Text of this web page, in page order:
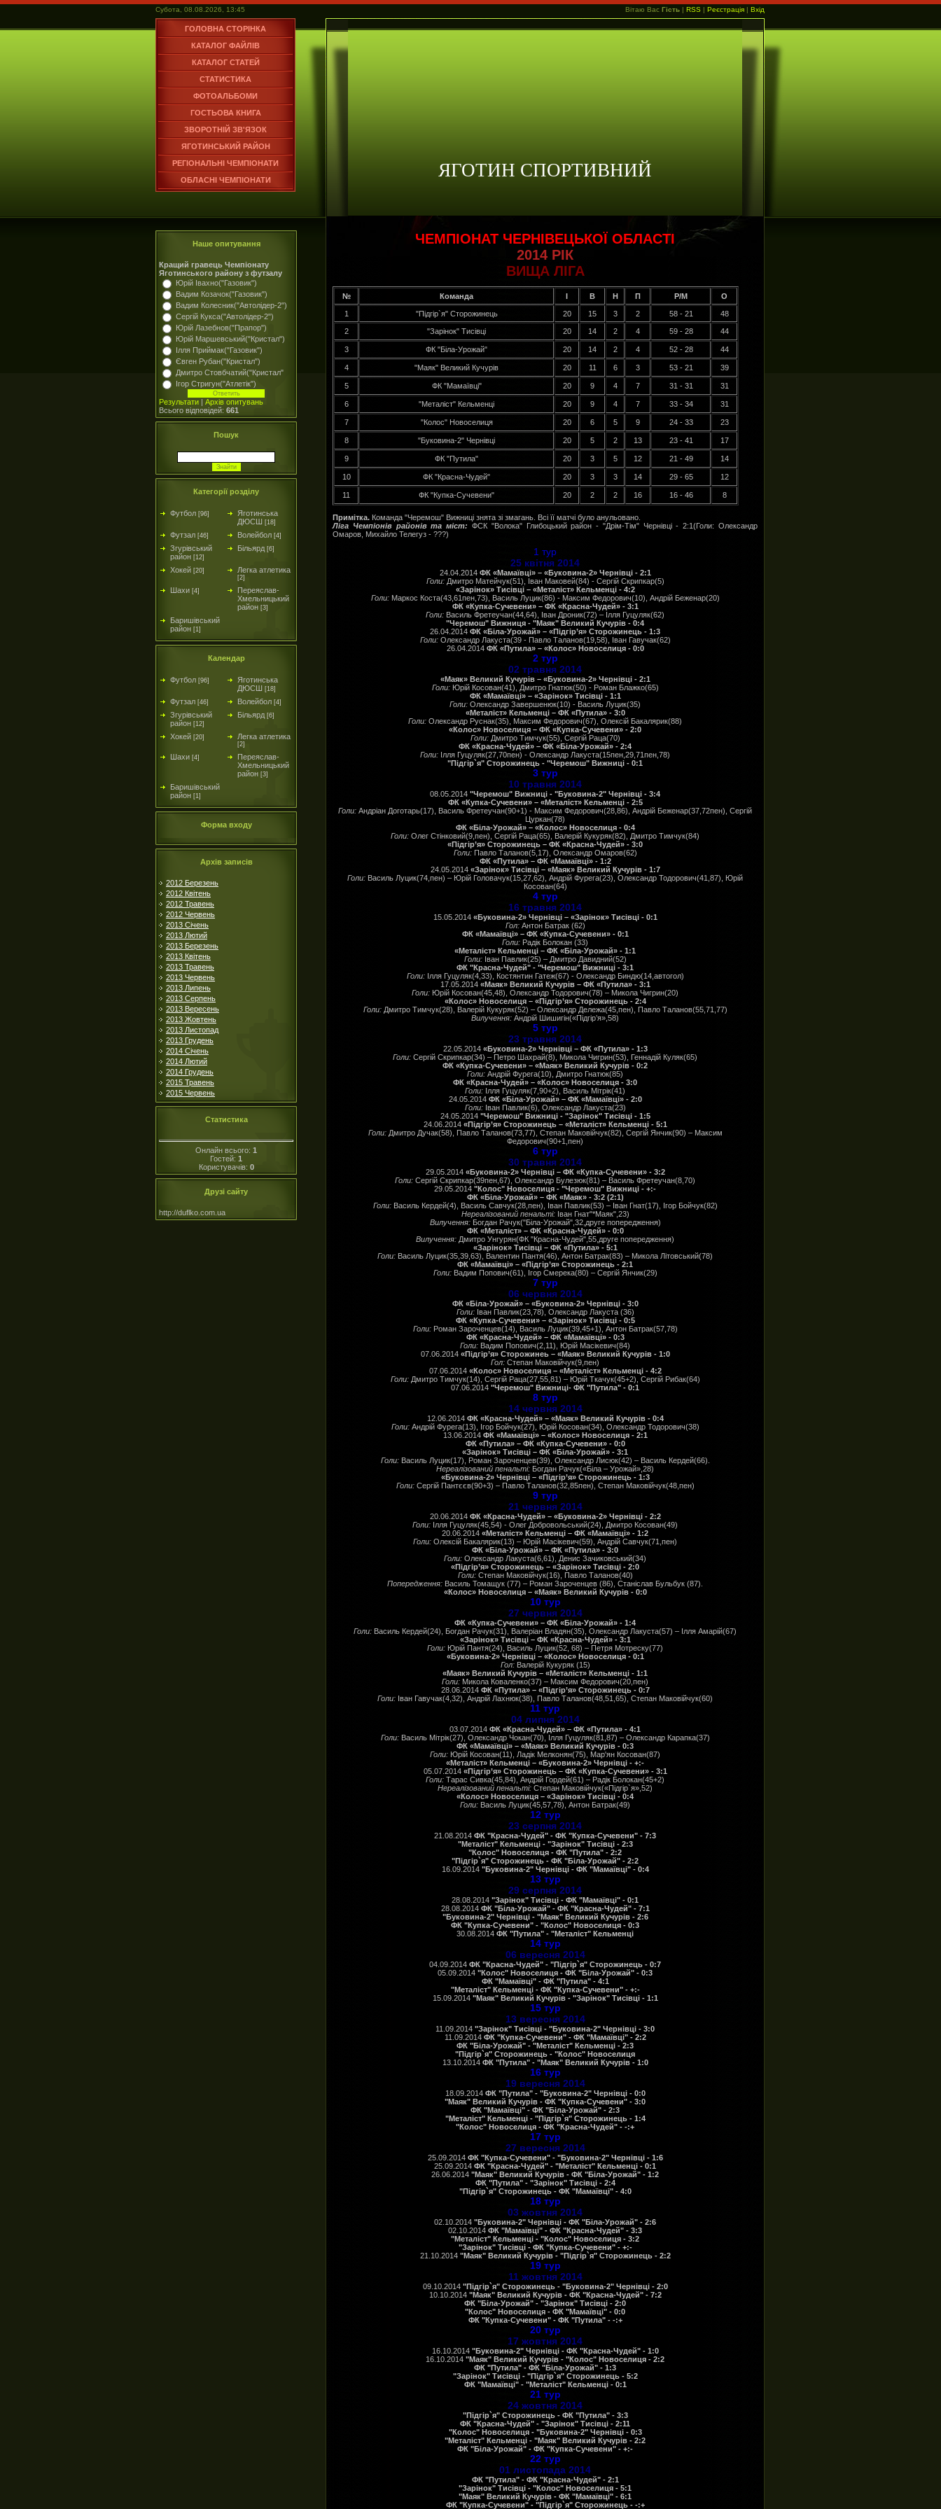
Субота, 08.08.2026, 13:45 Вітаю Вас Гість | RSS | Реєстрація | Вхід
ГОЛОВНА СТОРІНКА
КАТАЛОГ ФАЙЛІВ
КАТАЛОГ СТАТЕЙ
СТАТИСТИКА
ФОТОАЛЬБОМИ
ГОСТЬОВА КНИГА
ЗВОРОТНІЙ ЗВ'ЯЗОК
ЯГОТИНСЬКИЙ РАЙОН
РЕГІОНАЛЬНІ ЧЕМПІОНАТИ
ОБЛАСНІ ЧЕМПІОНАТИ
ЯГОТИН СПОРТИВНИЙ
Наше опитування
Кращий гравець Чемпіонату
Яготинського району з футзалу
Юрій Івахно("Газовик")
Вадим Козачок("Газовик")
Вадим Колесник("Автолідер-2")
Сергій Кукса("Автолідер-2")
Юрій Лазебнов("Прапор")
Юрій Маршевський("Кристал")
Ілля Приймак("Газовик")
Євген Рубан("Кристал")
Дмитро Стовбчатий("Кристал"
Ігор Стригун("Атлетік")
Результати | Архів опитувань
Всього відповідей: 661
Пошук
Категорії розділу
Футбол [96]
Яготинська
ДЮСШ [18]
Футзал [46] Волейбол [4]
Згурівський
район [12]
Більярд [6]
Хокей [20] Легка атлетика
[2]
Шахи [4]
Переяслав-
Хмельницький
район [3]
Баришівський
район [1]
Календар
Футбол [96]
Яготинська
ДЮСШ [18]
Футзал [46] Волейбол [4]
Згурівський
район [12]
Більярд [6]
Хокей [20] Легка атлетика
[2]
Шахи [4]
Переяслав-
Хмельницький
район [3]
Баришівський
район [1]
Форма входу
Архів записів
2012 Березень
2012 Квітень
2012 Травень
2012 Червень
2013 Січень
2013 Лютий
2013 Березень
2013 Квітень
2013 Травень
2013 Червень
2013 Липень
2013 Серпень
2013 Вересень
2013 Жовтень
2013 Листопад
2013 Грудень
2014 Січень
2014 Лютий
2014 Грудень
2015 Травень
2015 Червень
Статистика
Онлайн всього: 1
Гостей: 1
Користувачів: 0
Друзі сайту
http://duflko.com.ua
ЧЕМПІОНАТ ЧЕРНІВЕЦЬКОЇ ОБЛАСТІ
2014 РІК
ВИЩА ЛІГА
№ Команда В Н П Р/М О
1 "Підгір`я" Сторожинець 20 15 3 2 58 - 21 48
2 "Зарінок" Тисівці 20 14 2 4 59 - 28 44
3 ФК "Біла-Урожай" 20 14 2 4 52 - 28 44
4 "Маяк" Великий Кучурів 20 11 6 3 53 - 21 39
5 ФК "Мамаївці" 20 9 4 7 31 - 31 31
6 "Металіст" Кельменці 20 9 4 7 33 - 34 31
7 "Колос" Новоселиця 20 6 5 9 24 - 33 23
8 "Буковина-2" Чернівці 20 5 2 13 23 - 41 17
9 ФК "Путила" 20 3 5 12 21 - 49 14
10 ФК "Красна-Чудей" 20 3 3 14 29 - 65 12
11 ФК "Купка-Сучевени" 20 2 2 16 16 - 46 8
Примітка. Команда "Черемош" Вижниці знята зі змагань. Всі її матчі було анульовано.
Ліга Чемпіонів районів та міст: ФСК "Волока" Глибоцький район - "Дрім-Тім" Чернівці - 2:1(Голи: Олександр
Омаров, Михайло Телегуз - ???)
1 тур
25 квітня 2014
24.04.2014 ФК «Мамаївці» – «Буковина-2» Чернівці - 2:1
Голи:Дмитро Матейчук(51), Іван Маковей(84) - Сергій Скрипкар(5)
«Зарінок» Тисівці – «Металіст» Кельменці - 4:2
Голи: Маркос Коста(43,61пен,73), Василь Луцик(86) - Максим Федорович(10), Андрій Беженар(20)
ФК «Купка-Сучевени» – ФК «Красна-Чудей» - 3:1
Голи: Василь Фретеучан(44,64), Іван Дроник(72) – Ілля Гуцуляк(62)
"Черемош" Вижниця - "Маяк" Великий Кучурів - 0:4
26.04.2014 ФК «Біла-Урожай» – «Підгір’я» Сторожинець - 1:3
Голи: Олександр Лакуста(39 - Павло Таланов(19,58), Іван Гавучак(62)
26.04.2014 ФК «Путила» – «Колос» Новоселиця - 0:0
2 тур
02 травня 2014
«Маяк» Великий Кучурів – «Буковина-2» Чернівці - 2:1
Голи: Юрій Косован(41), Дмитро Гнатюк(50) - Роман Блажко(65)
ФК «Мамаївці» – «Зарінок» Тисівці - 1:1
Голи: Олександр Завершенюк(10) - Василь Луцик(35)
«Металіст» Кельменці – ФК «Путила» - 3:0
Голи: Олександр Руснак(35), Максим Федорович(67), Олексій Бакалярик(88)
«Колос» Новоселиця – ФК «Купка-Сучевени» - 2:0
Голи: Дмитро Тимчук(55), Сергій Раца(70)
ФК «Красна-Чудей» – ФК «Біла-Урожай» - 2:4
Голи: Ілля Гуцуляк(27,70пен) - Олександр Лакуста(15пен,29,71пен,78)
"Підгір`я" Сторожинець - "Черемош" Вижниці - 0:1
3 тур
10 травня 2014
08.05.2014 "Черемош" Вижниці - "Буковина-2" Чернівці - 3:4
ФК «Купка-Сучевени» – «Металіст» Кельменці - 2:5
Голи: Андріан Доготарь(17), Василь Фретеучан(90+1) - Максим Федорович(28,86), Андрій Беженар(37,72пен), Сергій
Цуркан(78)
ФК «Біла-Урожай» – «Колос» Новоселиця - 0:4
Голи: Олег Стінковий(9,пен), Сергій Раца(65), Валерій Кукуряк(82), Дмитро Тимчук(84)
«Підгір’я» Сторожинець – ФК «Красна-Чудей» - 3:0
Голи: Павло Таланов(5,17), Олександр Омаров(62)
ФК «Путила» – ФК «Мамаївці» - 1:2
24.05.2014«Зарінок» Тисівці – «Маяк» Великий Кучурів - 1:7
Голи: Василь Луцик(74,пен) – Юрій Головачук(15,27,62), Андрій Фурега(23), Олександр Тодорович(41,87), Юрій
Косован(64)
4 тур
16 травня 2014
15.05.2014 «Буковина-2» Чернівці – «Зарінок» Тисівці - 0:1
Гол:Антон Батрак (62)
ФК «Мамаївці» – ФК «Купка-Сучевени» - 0:1
Голи: Радік Болокан (33)
«Металіст» Кельменці – ФК «Біла-Урожай» - 1:1
Голи: Іван Павлик(25) – Дмитро Давидний(52)
ФК "Красна-Чудей" - "Черемош" Вижниці - 3:1
Голи:Ілля Гуцуляк(4,33), Костянтин Гатеж(67) - Олександр Биндю(14,автогол)
17.05.2014 «Маяк» Великий Кучурів – ФК «Путила» - 3:1
Голи: Юрій Косован(45,48), Олександр Тодорович(78) – Микола Чигрин(20)
«Колос» Новоселиця – «Підгір’я» Сторожинець - 2:4
Голи:Дмитро Тимчук(28), Валерій Кукуряк(52) – Олександр Дележа(45,пен), Павло Таланов(55,71,77)
Вилучення: Андрій Шишигін(«Підгір’я»,58)
5 тур
23 травня 2014
22.05.2014 «Буковина-2» Чернівці – ФК «Путила» - 1:3
Голи: Сергій Скрипкар(34) – Петро Шахрай(8), Микола Чигрин(53), Геннадій Куляк(65)
ФК «Купка-Сучевени» – «Маяк» Великий Кучурів - 0:2
Голи: Андрій Фурега(10), Дмитро Гнатюк(85)
ФК «Красна-Чудей» – «Колос» Новоселиця - 3:0
Голи: Ілля Гуцуляк(7,90+2), Василь Мітрік(41)
24.05.2014 ФК «Біла-Урожай» – ФК «Мамаївці» - 2:0
Голи: Іван Павлик(6), Олександр Лакуста(23)
24.05.2014 "Черемош" Вижниці - "Зарінок" Тисівці - 1:5
24.06.2014«Підгір’я» Сторожинець – «Металіст» Кельменці - 5:1
Голи: Дмитро Дучак(58), Павло Таланов(73,77), Степан Маковійчук(82), Сергій Янчик(90) – Максим
Федорович(90+1,пен)
6 тур
30 травня 2014
29.05.2014 «Буковина-2» Чернівці – ФК «Купка-Сучевени» - 3:2
Голи: Сергій Скрипкар(39пен,67), Олександр Булезюк(81) – Василь Фретеучан(8,70)
29.05.2014 "Колос" Новоселиця - "Черемош" Вижниці - +:-
ФК «Біла-Урожай» – ФК «Маяк» - 3:2 (2:1)
Голи:Василь Кердей(4), Василь Савчук(28,пен), Іван Павлик(53) – Іван Гнат(17), Ігор Бойчук(82)
Нереалізований пенальті:Іван Гнат"*Маяк",23)
Вилучення: Богдан Рачук("Біла-Урожай",32,друге попередження)
ФК «Металіст» – ФК «Красна-Чудей» - 0:0
Вилучення: Дмитро Унгурян(ФК "Красна-Чудей",55,друге попередження)
«Зарінок» Тисівці – ФК «Путила» - 5:1
Голи: Василь Луцик(35,39,63), Валентин Пантя(46), Антон Батрак(83) – Микола Літовський(78)
ФК «Мамаївці» – «Підгір’я» Сторожинець - 2:1
Голи:Вадим Попович(61), Ігор Смерека(80) – Сергій Янчик(29)
7 тур
06 червня 2014
ФК «Біла-Урожай» – «Буковина-2» Чернівці - 3:0
Голи: Іван Павлик(23,78), Олександр Лакуста (36)
ФК «Купка-Сучевени» – «Зарінок» Тисівці - 0:5
Голи:Роман Зароченцев(14), Василь Луцик(39,45+1), Антон Батрак(57,78)
ФК «Красна-Чудей» – ФК «Мамаївці» - 0:3
Голи: Вадим Попович(2,11), Юрій Масікевич(84)
07.06.2014 «Підгір’я» Сторожинеь – «Маяк» Великий Кучурів - 1:0
Гол: Степан Маковійчук(9,пен)
07.06.2014 «Колос» Новоселиця – «Металіст» Кельменці - 4:2
Голи:Дмитро Тимчук(14), Сергій Раца(27,55,81) – Юрій Ткачук(45+2), Сергій Рибак(64)
07.06.2014 "Черемош" Вижниці- ФК "Путила" - 0:1
8 тур
14 червня 2014
12.06.2014 ФК «Красна-Чудей» – «Маяк» Великий Кучурів - 0:4
Голи: Андрій Фурега(13), Ігор Бойчук(27), Юрій Косован(34), Олександр Тодорович(38)
13.06.2014ФК «Мамаївці» – «Колос» Новоселиця - 2:1
ФК «Путила» – ФК «Купка-Сучевени» - 0:0
«Зарінок» Тисівці – ФК «Біла-Урожай» - 3:1
Голи:Василь Луцик(17), Роман Зароченцев(39), Олександр Лисюк(42) – Василь Кердей(66).
Нереалізований пенальті: Богдан Рачук(«Біла – Урожай»,28)
«Буковина-2» Чернівці – «Підгір’я» Сторожинець - 1:3
Голи:Сергій Пантєєв(90+3) – Павло Таланов(32,85пен), Степан Маковійчук(48,пен)
9 тур
21 червня 2014
20.06.2014 ФК «Красна-Чудей» – «Буковина-2» Чернівці - 2:2
Голи: Ілля Гуцуляк(45,54) - Олег Добровольський(24), Дмитро Косован(49)
20.06.2014 «Металіст» Кельменці – ФК «Мамаївці» - 1:2
Голи: Олексій Бакалярик(13) – Юрій Масікевич(59), Андрій Савчук(71,пен)
ФК «Біла-Урожай» – ФК «Путила» - 3:0
Голи: Олександр Лакуста(6,61), Денис Зачиковський(34)
«Підгір’я» Сторожинець – «Зарінок» Тисівці - 2:0
Голи: Степан Маковійчук(16), Павло Таланов(40)
Попередження: Василь Томащук (77) – Роман Зароченцев (86), Станіслав Бульбук (87).
«Колос» Новоселиця – «Маяк» Великий Кучурів - 0:0
10 тур
27 червня 2014
ФК «Купка-Сучевени» – ФК «Біла-Урожай» - 1:4
Голи: Василь Кердей(24), Богдан Рачук(31), Валеріан Владян(35), Олександр Лакуста(57) – Ілля Амарій(67)
«Зарінок» Тисівці – ФК «Красна-Чудей» - 3:1
Голи: Юрій Пантя(24), Василь Луцик(52, 68) – Петря Мотреску(77)
«Буковина-2» Чернівці – «Колос» Новоселиця - 0:1
Гол:Валерій Кукуряк (15)
«Маяк» Великий Кучурів – «Металіст» Кельменці - 1:1
Голи: Микола Коваленко(37) – Максим Федорович(20,пен)
28.06.2014 ФК «Путила» – «Підгір’я» Сторожинець - 0:7
Голи: Іван Гавучак(4,32), Андрій Лахнюк(38), Павло Таланов(48,51,65), Степан Маковійчук(60)
11 тур
04 липня 2014
03.07.2014 ФК «Красна-Чудей» – ФК «Путила» - 4:1
Голи:Василь Мітрік(27), Олександр Чокан(70), Ілля Гуцуляк(81,87) – Олександр Карапка(37)
ФК «Мамаївці» – «Маяк» Великий Кучурів - 0:3
Голи: Юрій Косован(11), Ладік Мелконян(75), Мар'ян Косован(87)
«Металіст» Кельменці – «Буковина-2» Чернівці - +:-
05.07.2014 «Підгір’я» Сторожинець – ФК «Купка-Сучевени» - 3:1
Голи: Тарас Сивка(45,84), Андрій Гордей(61) – Радік Болокан(45+2)
Нереалізований пенальті: Степан Маковійчук(«Підгір`я»,52)
«Колос» Новоселиця – «Зарінок» Тисівці - 0:4
Голи: Василь Луцик(45,57,78), Антон Батрак(49)
12 тур
23 серпня 2014
21.08.2014 ФК "Красна-Чудей" - ФК "Купка-Сучевени" - 7:3
"Металіст" Кельменці - "Зарінок" Тисівці - 2:3
"Колос" Новоселиця - ФК "Путила" - 2:2
"Підгір`я" Сторожинець - ФК "Біла-Урожай" - 2:2
16.09.2014 "Буковина-2" Чернівці - ФК "Мамаївці" - 0:4
13 тур
29 серпня 2014
28.08.2014 "Зарінок" Тисівці - ФК "Мамаївці" - 0:1
28.08.2014 ФК "Біла-Урожай" - ФК "Красна-Чудей" - 7:1
"Буковина-2" Чернівці - "Маяк" Великий Кучурів - 2:6
ФК "Купка-Сучевени" - "Колос" Новоселиця - 0:3
30.08.2014 ФК "Путила" - "Металіст" Кельменці
14 тур
06 вересня 2014
04.09.2014 ФК "Красна-Чудей" - "Підгір`я" Сторожинець - 0:7
05.09.2014 "Колос" Новоселиця - ФК "Біла-Урожай" - 0:3
ФК "Мамаївці" - ФК "Путила" - 4:1
"Металіст" Кельменці - ФК "Купка-Сучевени" - +:-
15.09.2014"Маяк" Великий Кучурів - "Зарінок" Тисівці - 1:1
15 тур
13 вересня 2014
11.09.2014 "Зарінок" Тисівці - "Буковина-2" Чернівці - 3:0
11.09.2014ФК "Купка-Сучевени" - ФК "Мамаївці" - 2:2
ФК "Біла-Урожай" - "Металіст" Кельменці - 2:3
"Підгір`я" Сторожинець - "Колос" Новоселиця
13.10.2014 ФК "Путила" - "Маяк" Великий Кучурів - 1:0
16 тур
19 вересня 2014
18.09.2014 ФК "Путила" - "Буковина-2" Чернівці - 0:0
"Маяк" Великий Кучурів - ФК "Купка-Сучевени" - 3:0
ФК "Мамаївці" - ФК "Біла-Урожай" - 2:3
"Металіст" Кельменці - "Підгір`я" Сторожинець - 1:4
"Колос" Новоселиця - ФК "Красна-Чудей" - -:+
17 тур
27 вересня 2014
25.09.2014 ФК "Купка-Сучевени" - "Буковина-2" Чернівці - 1:6
25.09.2014 ФК "Красна-Чудей" - "Металіст" Кельменці - 0:1
26.06.2014 "Маяк" Великий Кучурів - ФК "Біла-Урожай" - 1:2
ФК "Путила" - "Зарінок" Тисівці - 2:4
"Підгір`я" Сторожинець - ФК "Мамаївці" - 4:0
18 тур
03 жовтня 2014
02.10.2014 "Буковина-2" Чернівці - ФК "Біла-Урожай" - 2:6
02.10.2014 ФК "Мамаївці" - ФК "Красна-Чудей" - 3:3
"Металіст" Кельменці - "Колос" Новоселиця - 3:2
"Зарінок" Тисівці - ФК "Купка-Сучевени" - +:-
21.10.2014 "Маяк" Великий Кучурів - "Підгір`я" Сторожинець - 2:2
19 тур
11 жовтня 2014
09.10.2014 "Підгір`я" Сторожинець - "Буковина-2" Чернівці - 2:0
10.10.2014"Маяк" Великий Кучурів - ФК "Красна-Чудей" - 7:2
ФК "Біла-Урожай" - "Зарінок" Тисівці - 2:0
"Колос" Новоселиця - ФК "Мамаївці" - 0:0
ФК "Купка-Сучевени" - ФК "Путила" - -:+
20 тур
17 жовтня 2014
16.10.2014"Буковина-2" Чернівці - ФК "Красна-Чудей" - 1:0
16.10.2014 "Маяк" Великий Кучурів - "Колос" Новоселиця - 2:2
ФК "Путила" - ФК "Біла-Урожай" - 1:3
"Зарінок" Тисівці - "Підгір`я" Сторожинець - 5:2
ФК "Мамаївці" - "Металіст" Кельменці - 0:1
21 тур
24 жовтня 2014
"Підгір`я" Сторожинець - ФК "Путила" - 3:3
ФК "Красна-Чудей" - "Зарінок" Тисівці - 2:11
"Колос" Новоселиця - "Буковина-2" Чернівці - 0:3
"Металіст" Кельменці - "Маяк" Великий Кучурів - 2:2
ФК "Біла-Урожай" - ФК "Купка-Сучевени" - +:-
22 тур
01 листопада 2014
ФК "Путила" - ФК "Красна-Чудей" - 2:1
"Зарінок" Тисівці - "Колос" Новоселиця - 5:1
"Маяк" Великий Кучурів - ФК "Мамаївці" - 6:1
ФК "Купка-Сучевени" - "Підгір`я" Сторожинець - -:+